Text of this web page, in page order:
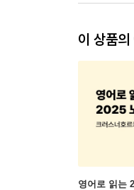
이 상품의
영어로 읽는